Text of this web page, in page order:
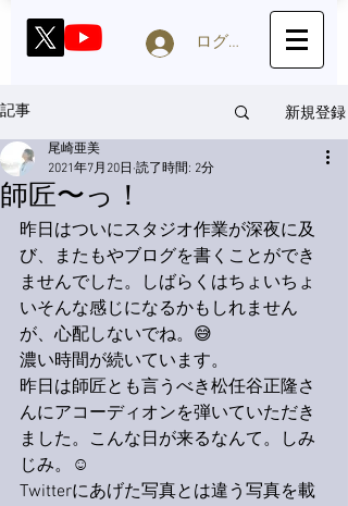
ログイン
記事 新規登録
師匠〜っ！
尾崎亜美
2021年7月20日 読了時間: 2分
昨日はついにスタジオ作業が深夜に及
び、またもやブログを書くことができ
ませんでした。しばらくはちょいちょ
いそんな感じになるかもしれません
が、心配しないでね。😅
濃い時間が続いています。
昨日は師匠とも言うべき松任谷正隆さ
んにアコーディオンを弾いていただき
ました。こんな日が来るなんて。しみ
じみ。☺️
Twitterにあげた写真とは違う写真を載